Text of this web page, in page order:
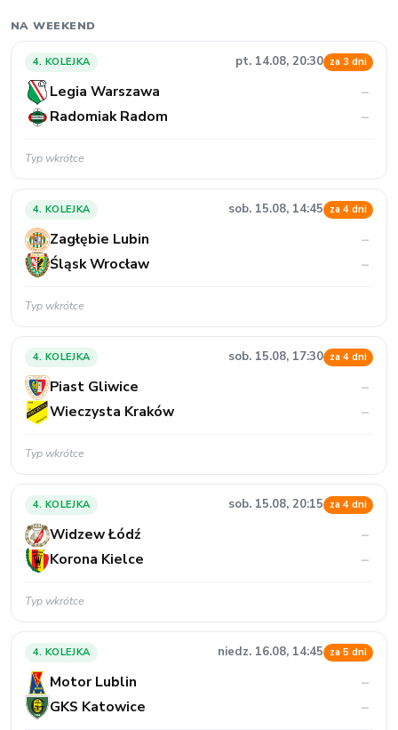
NA WEEKEND
4. KOLEJKA pt. 14.08, 20:30 za 3 dni
Legia Warszawa
–
Radomiak Radom
–
Typ wkrótce
4. KOLEJKA sob. 15.08, 14:45 za 4 dni
Zagłębie Lubin
–
Śląsk Wrocław
–
Typ wkrótce
4. KOLEJKA sob. 15.08, 17:30 za 4 dni
Piast Gliwice
–
Wieczysta Kraków
–
Typ wkrótce
4. KOLEJKA sob. 15.08, 20:15 za 4 dni
Widzew Łódź
–
Korona Kielce
–
Typ wkrótce
4. KOLEJKA niedz. 16.08, 14:45 za 5 dni
Motor Lublin
–
GKS Katowice
–